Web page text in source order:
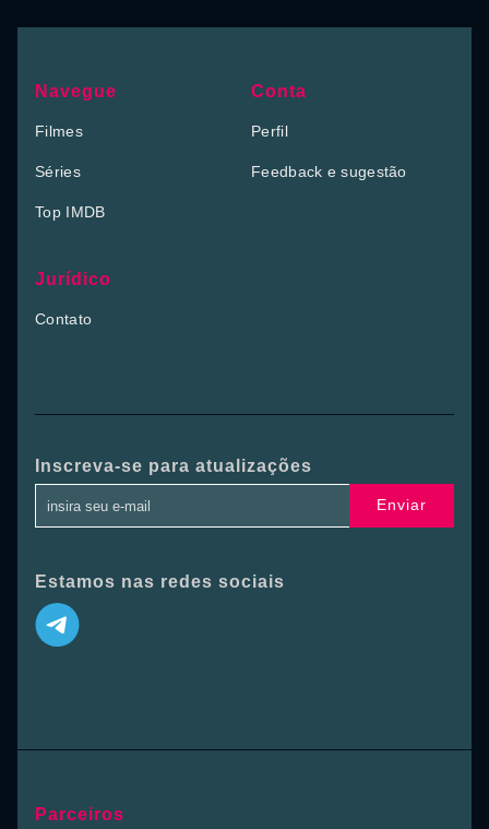
Navegue
Filmes
Séries
Top IMDB
Conta
Perfil
Feedback e sugestão
Jurídico
Contato
Inscreva-se para atualizações
Enviar
Estamos nas redes sociais
Parceiros